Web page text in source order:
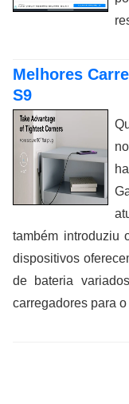
Melhores
S9
também introduziu
dispositivos
de bateria
carregadores para